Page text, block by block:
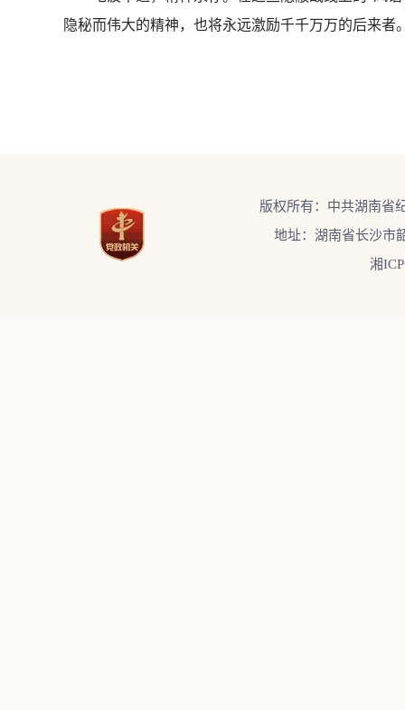
隐秘而伟大的精神，也将永远激励千千万万的后来
版权所有：中共湖南省
地址：湖南省长沙市
湘